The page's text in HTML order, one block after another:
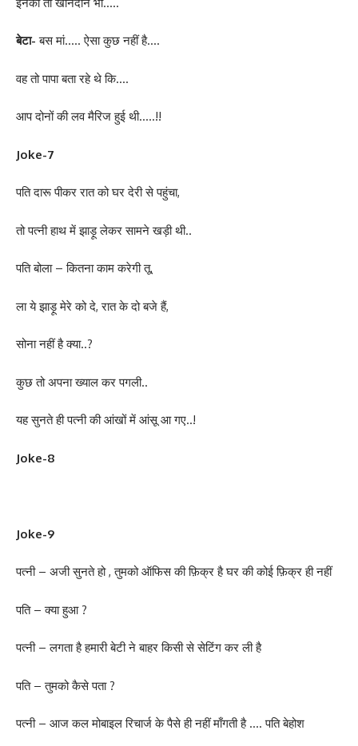
बेटा- बस मां….. ऐसा कुछ नहीं है….
वह तो पापा बता रहे थे कि….
आप दोनों की लव मैरिज हुई थी…..!!
Joke-7
पति दारू पीकर रात को घर देरी से पहुंचा,
तो पत्नी हाथ में झाड़ू लेकर सामने खड़ी थी..
पति बोला – कितना काम करेगी तू,
ला ये झाड़ू मेरे को दे, रात के दो बजे हैं,
सोना नहीं है क्या..?
कुछ तो अपना ख्याल कर पगली..
यह सुनते ही पत्नी की आंखों में आंसू आ गए..!
Joke-8
Joke-9
पत्नी – अजी सुनते हो , तुमको ऑफिस की फ़िक्र है घर की कोई फ़िक्र ही नहीं
पति – क्या हुआ ?
पत्नी – लगता है हमारी बेटी ने बाहर किसी से सेटिंग कर ली है
पति – तुमको कैसे पता ?
पत्नी – आज कल मोबाइल रिचार्ज के पैसे ही नहीं माँगती है …. पति बेहोश